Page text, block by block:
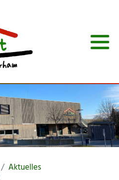
Aktuelles